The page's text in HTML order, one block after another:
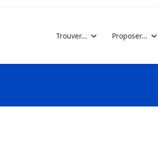
Trouver... Proposer...